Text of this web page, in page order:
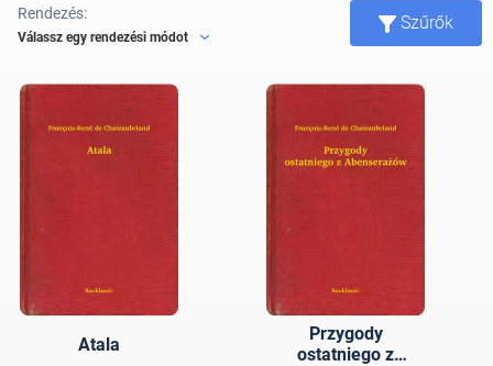
Rendezés:
Válassz egy rendezési módot
Szűrők
Atala
Przygody
ostatniego z